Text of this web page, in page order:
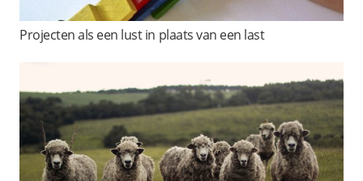
Projecten als een lust in plaats van een last